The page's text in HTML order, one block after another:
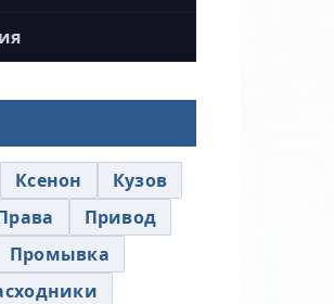
Ксенон
Кузов
Привод
Промывка